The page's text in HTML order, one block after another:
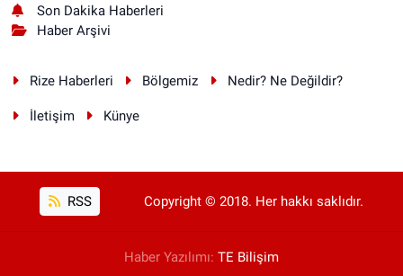
Son Dakika Haberleri
Haber Arşivi
Rize Haberleri Bölgemiz Nedir? Ne Değildir?
İletişim Künye
RSS Copyright © 2018. Her hakkı saklıdır.
Haber Yazılımı: TE Bilişim